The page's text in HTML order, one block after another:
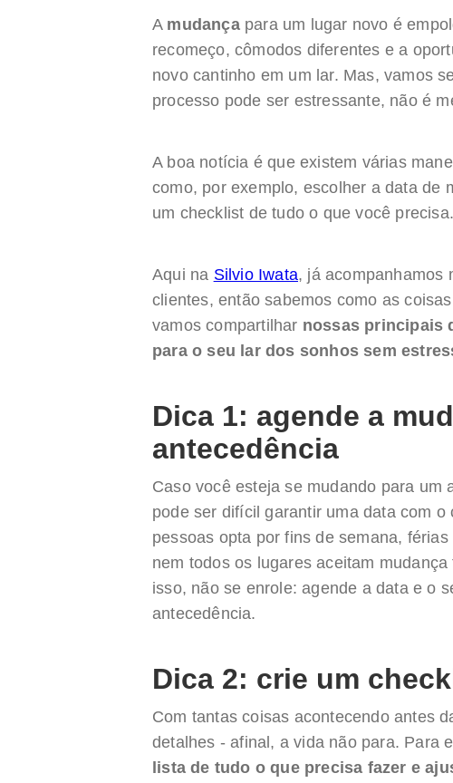
A mudança para um lugar novo é
recomeço, cômodos diferentes e a
novo cantinho em um lar. Mas, vamos
processo pode ser estressante, não é
A boa notícia é que existem várias
como, por exemplo, escolher a data de
um checklist de tudo o que você precisa.
Aqui na Silvio Iwata, já acompanhamos
clientes, então sabemos como as
vamos compartilhar nossas principais
para o seu lar dos sonhos sem
Dica 1: agende a
antecedência
Caso você esteja se mudando para um
pode ser difícil garantir uma data com o
pessoas opta por fins de semana,
nem todos os lugares aceitam
isso, não se enrole: agende a data e o
antecedência.
Dica 2: crie um
Com tantas coisas acontecendo antes
detalhes - afinal, a vida não para. Para
lista de tudo o que precisa fazer e